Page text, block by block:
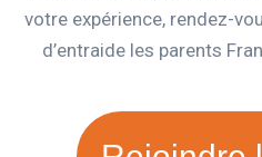
votre expérience, rendez-
d’entraide les parents